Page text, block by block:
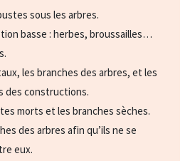
sous les arbres.
basse : herbes, broussailles…
les branches des arbres, et les
des constructions.
morts et les branches sèches.
des arbres afin qu’ils ne se
eux.